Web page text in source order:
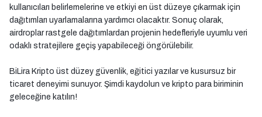
kullanıcıları belirlemelerine ve etkiyi en üst düzeye çıkarmak için
dağıtımları uyarlamalarına yardımcı olacaktır. Sonuç olarak,
airdroplar rastgele dağıtımlardan projenin hedefleriyle uyumlu veri
odaklı stratejilere geçiş yapabileceği öngörülebilir.
BiLira Kripto üst düzey güvenlik, eğitici yazılar ve kusursuz bir
ticaret deneyimi sunuyor. Şimdi kaydolun ve kripto para biriminin
geleceğine katılın!